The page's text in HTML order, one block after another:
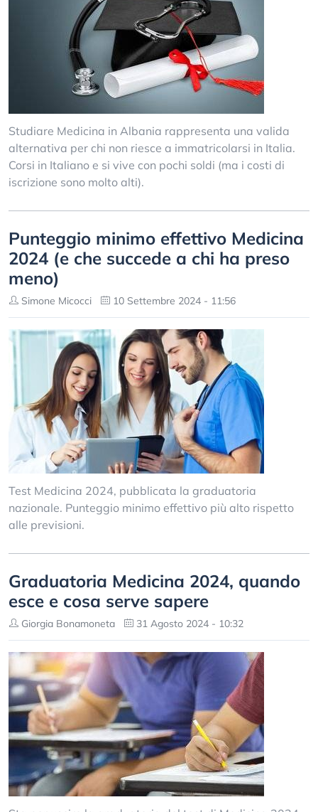
Studiare Medicina in Albania rappresenta una valida
alternativa per chi non riesce a immatricolarsi in Italia.
Corsi in Italiano e si vive con pochi soldi (ma i costi di
iscrizione sono molto alti).
Punteggio minimo effettivo Medicina
2024 (e che succede a chi ha preso
meno)
Simone Micocci 10 Settembre 2024 - 11:56
Test Medicina 2024, pubblicata la graduatoria
nazionale. Punteggio minimo effettivo più alto rispetto
alle previsioni.
Graduatoria Medicina 2024, quando
esce e cosa serve sapere
Giorgia Bonamoneta 31 Agosto 2024 - 10:32